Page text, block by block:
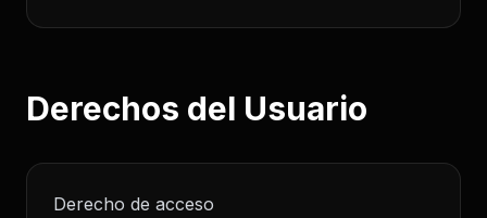
Derechos del Usuario
Derecho de acceso